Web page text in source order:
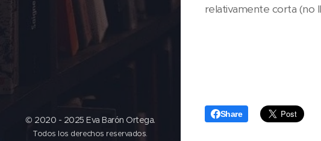
relativamente corta (no
Share
© 2020 - 2025 Eva Barón Ortega.
Todos los derechos reservados.